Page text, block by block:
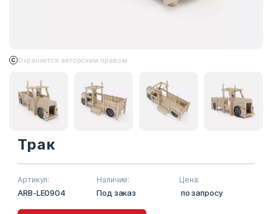
Охраняется авторским правом
Трак
Артикул:
ARB-LE0904
Наличие:
Под заказ
Цена:
по запросу